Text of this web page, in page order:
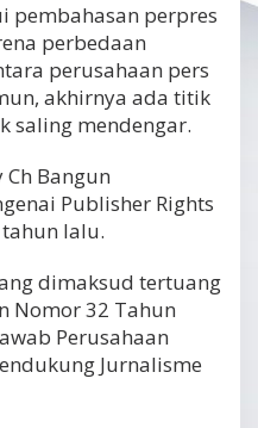
pembahasan perpres
perbedaan
perusahaan pers
akhirnya ada titik
saling mendengar.
Bangun
Publisher Rights
lalu.
dimaksud tertuang
Nomor 32 Tahun
Perusahaan
Jurnalisme